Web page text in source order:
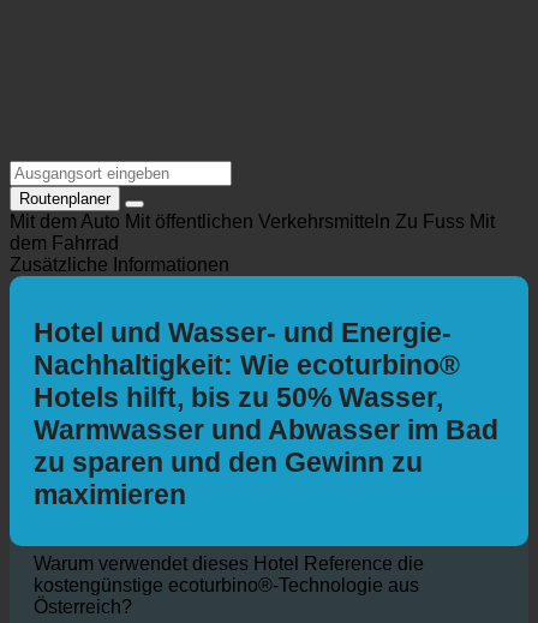
Routenplaner
Mit dem Auto Mit öffentlichen Verkehrsmitteln
dem Fahrrad
Hotel und Wasser- und Energie-
Nachhaltigkeit: Wie ecoturbino®
Hotels hilft, bis zu 50% Wasser,
Warmwasser und Abwasser im Bad
zu sparen und den Gewinn zu
Warum verwendet dieses Hotel Reference die